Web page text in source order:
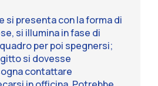
si presenta con la forma di
si illumina in fase di
per poi spegnersi;
si dovesse
contattare